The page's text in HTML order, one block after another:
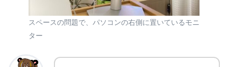
スペースの問題で、パソコンの右側に置いているモニ
ター